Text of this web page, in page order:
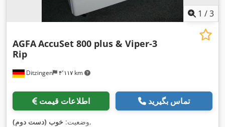
1 /3
Ditzingen ۴٬۱۱۷ km
AGFAAccuSet 800 plus & Viper-3
Rip
اطلاعات قیمت تماس بگیرید
وضعیت: خوب (دست دوم) ,